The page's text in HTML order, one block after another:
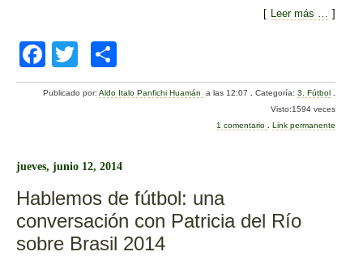
[ Leer más … ]
F
a
b
o
o
k
wi
tt
o
m
ar
tir
Publicado por:Aldo Italo Panfichi Huamán a las 12:07 .Categoría:3. Fútbol
Visto:1594 veces
1 comentario
Link permanente
jueves, junio 12, 2014
Hablemos de fútbol: una
conversación con Patricia del Río
sobre Brasil 2014